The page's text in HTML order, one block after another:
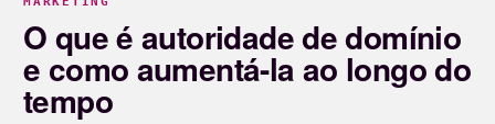
O que é autoridade de domínio
e como aumentá-la ao longo do
tempo